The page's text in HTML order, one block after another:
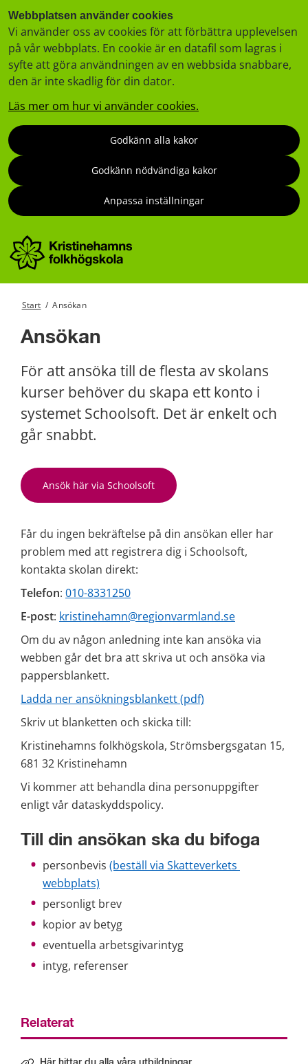
Webbplatsen använder cookies
Vi använder oss av cookies för att förbättra upplevelsen
på vår webbplats. En cookie är en datafil som lagras i
syfte att göra användningen av en webbsida snabbare,
den är inte skadlig för din dator.
Läs mer om hur vi använder cookies.
Godkänn alla kakor
Godkänn nödvändiga kakor
Anpassa inställningar
Start / Ansökan
Ansökan
För att ansöka till de flesta av skolans
kurser behöver du skapa ett konto i
systemet Schoolsoft. Det är enkelt och
går snabbt.
Ansök här via Schoolsoft
Får du ingen bekräftelse på din ansökan eller har
problem med att registrera dig i Schoolsoft,
kontakta skolan direkt:
Telefon: 010-8331250
E-post: kristinehamn@regionvarmland.se
Om du av någon anledning inte kan ansöka via
webben går det bra att skriva ut och ansöka via
pappersblankett.
Ladda ner ansökningsblankett (pdf)
Skriv ut blanketten och skicka till:
Kristinehamns folkhögskola, Strömsbergsgatan 15,
681 32 Kristinehamn
Vi kommer att behandla dina personuppgifter
enligt vår dataskyddspolicy.
Till din ansökan ska du bifoga
personbevis (beställ via Skatteverkets
webbplats)
personligt brev
kopior av betyg
eventuella arbetsgivarintyg
intyg, referenser
Relaterat